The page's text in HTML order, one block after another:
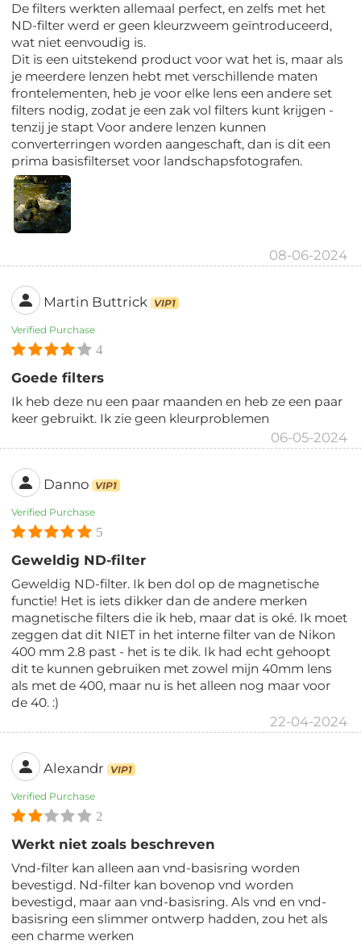
De filters werkten allemaal perfect, en zelfs met het
ND-filter werd er geen kleurzweem geïntroduceerd,
wat niet eenvoudig is.
Dit is een uitstekend product voor wat het is, maar als
je meerdere lenzen hebt met verschillende maten
frontelementen, heb je voor elke lens een andere set
filters nodig, zodat je een zak vol filters kunt krijgen -
tenzij je stapt Voor andere lenzen kunnen
converterringen worden aangeschaft, dan is dit een
prima basisfilterset voor landschapsfotografen.
08-06-2024
Martin Buttrick VIP1
Verified Purchase
4
Goede filters
Ik heb deze nu een paar maanden en heb ze een paar
keer gebruikt. Ik zie geen kleurproblemen
06-05-2024
Danno VIP1
Verified Purchase
5
Geweldig ND-filter
Geweldig ND-filter. Ik ben dol op de magnetische
functie! Het is iets dikker dan de andere merken
magnetische filters die ik heb, maar dat is oké. Ik moet
zeggen dat dit NIET in het interne filter van de Nikon
400 mm 2.8 past - het is te dik. Ik had echt gehoopt
dit te kunnen gebruiken met zowel mijn 40mm lens
als met de 400, maar nu is het alleen nog maar voor
de 40. :)
22-04-2024
Alexandr VIP1
Verified Purchase
2
Werkt niet zoals beschreven
Vnd-filter kan alleen aan vnd-basisring worden
bevestigd. Nd-filter kan bovenop vnd worden
bevestigd, maar aan vnd-basisring. Als vnd en vnd-
basisring een slimmer ontwerp hadden, zou het als
een charme werken